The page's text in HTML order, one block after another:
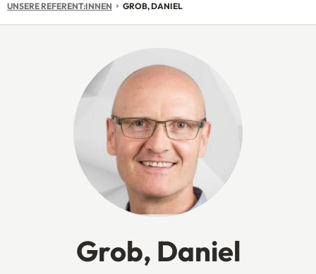
UNSERE REFERENT:INNEN AKTUELL: GROB, DANIEL
GROB, DANIEL
Grob, Daniel